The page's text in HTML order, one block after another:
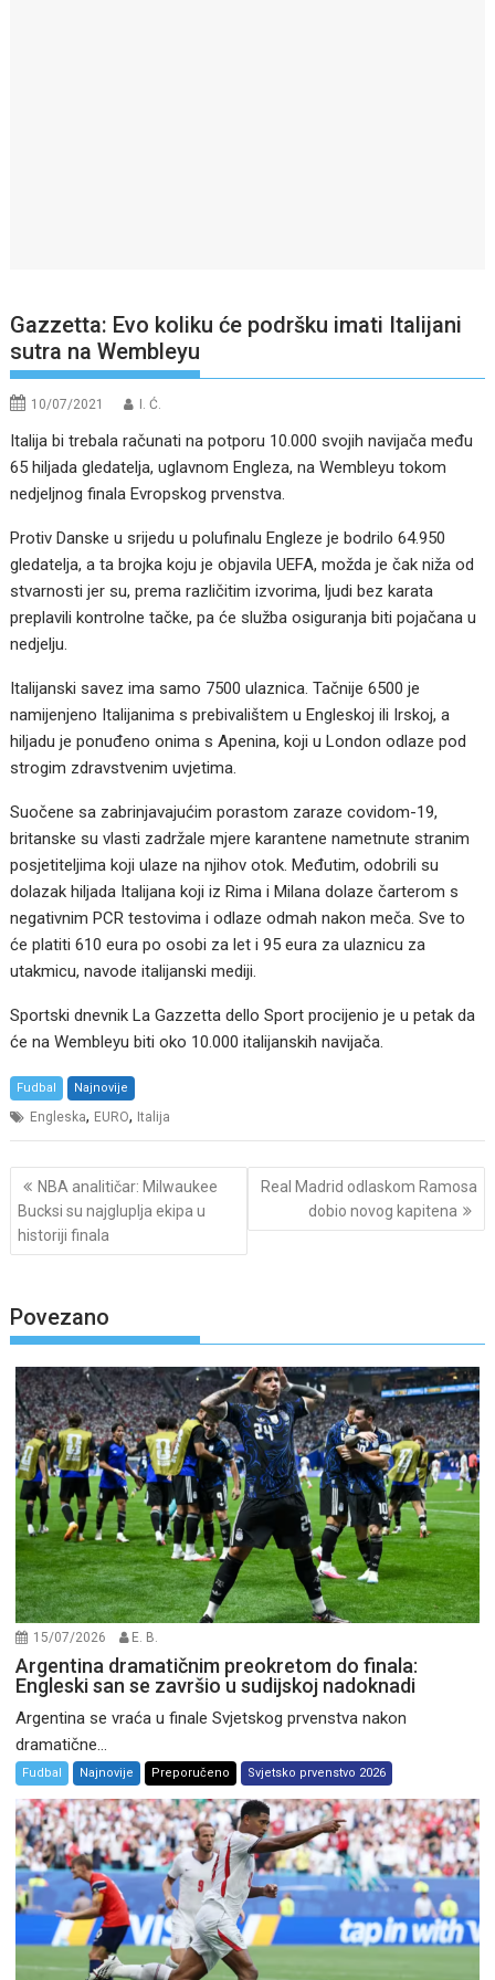
Gazzetta: Evo koliku će podršku imati Italijani
sutra na Wembleyu
10/07/2021 I. Ć.
Italija bi trebala računati na potporu 10.000 svojih navijača među
65 hiljada gledatelja, uglavnom Engleza, na Wembleyu tokom
nedjeljnog finala Evropskog prvenstva.
Protiv Danske u srijedu u polufinalu Engleze je bodrilo 64.950
gledatelja, a ta brojka koju je objavila UEFA, možda je čak niža od
stvarnosti jer su, prema različitim izvorima, ljudi bez karata
preplavili kontrolne tačke, pa će služba osiguranja biti pojačana u
nedjelju.
Italijanski savez ima samo 7500 ulaznica. Tačnije 6500 je
namijenjeno Italijanima s prebivalištem u Engleskoj ili Irskoj, a
hiljadu je ponuđeno onima s Apenina, koji u London odlaze pod
strogim zdravstvenim uvjetima.
Suočene sa zabrinjavajućim porastom zaraze covidom-19,
britanske su vlasti zadržale mjere karantene nametnute stranim
posjetiteljima koji ulaze na njihov otok. Međutim, odobrili su
dolazak hiljada Italijana koji iz Rima i Milana dolaze čarterom s
negativnim PCR testovima i odlaze odmah nakon meča. Sve to
će platiti 610 eura po osobi za let i 95 eura za ulaznicu za
utakmicu, navode italijanski mediji.
Sportski dnevnik La Gazzetta dello Sport procijenio je u petak da
će na Wembleyu biti oko 10.000 italijanskih navijača.
Fudbal Najnovije
Engleska, EURO, Italija
Post
navigation
NBA analitičar: Milwaukee
Bucksi su najgluplja ekipa u
historiji finala
Real Madrid odlaskom Ramosa
dobio novog kapitena
Povezano
15/07/2026 E. B.
Argentina dramatičnim preokretom do finala:
Engleski san se završio u sudijskoj nadoknadi
Argentina se vraća u finale Svjetskog prvenstva nakon
dramatične...
Fudbal Najnovije Preporučeno Svjetsko prvenstvo 2026